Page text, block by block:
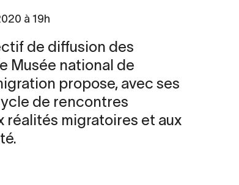
à 19h
de diffusion des
Musée national de
propose, avec ses
de rencontres
réalités migratoires et aux